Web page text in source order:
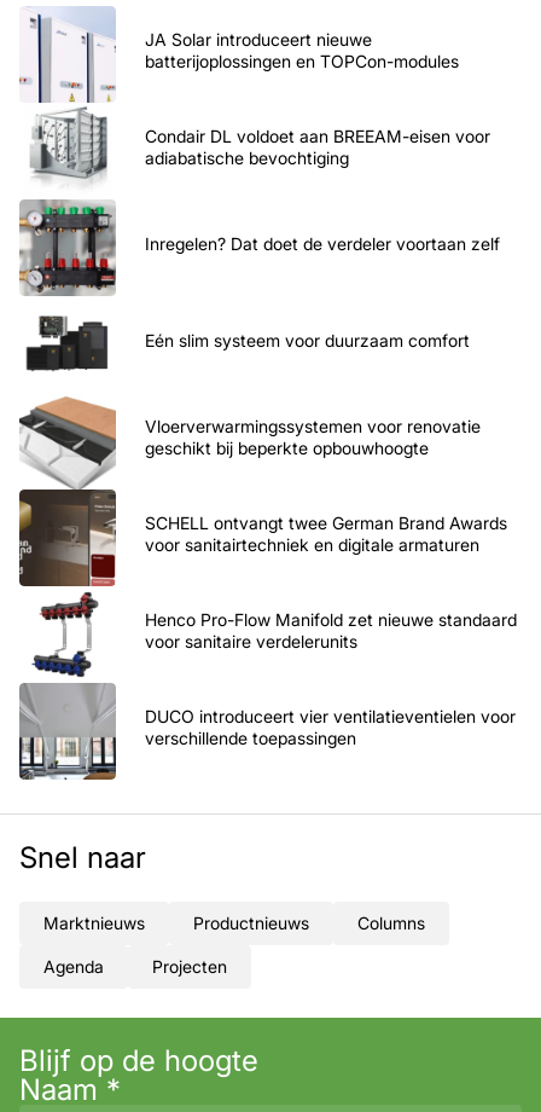
JA Solar introduceert nieuwe
batterijoplossingen en TOPCon-modules
Condair DL voldoet aan BREEAM-eisen voor
adiabatische bevochtiging
Inregelen? Dat doet de verdeler voortaan zelf
Eén slim systeem voor duurzaam comfort
Vloerverwarmingssystemen voor renovatie
geschikt bij beperkte opbouwhoogte
SCHELL ontvangt twee German Brand Awards
voor sanitairtechniek en digitale armaturen
Henco Pro-Flow Manifold zet nieuwe standaard
voor sanitaire verdelerunits
DUCO introduceert vier ventilatieventielen voor
verschillende toepassingen
Snel naar
Marktnieuws Productnieuws Columns
Agenda Projecten
Blijf op de hoogte
Naam *